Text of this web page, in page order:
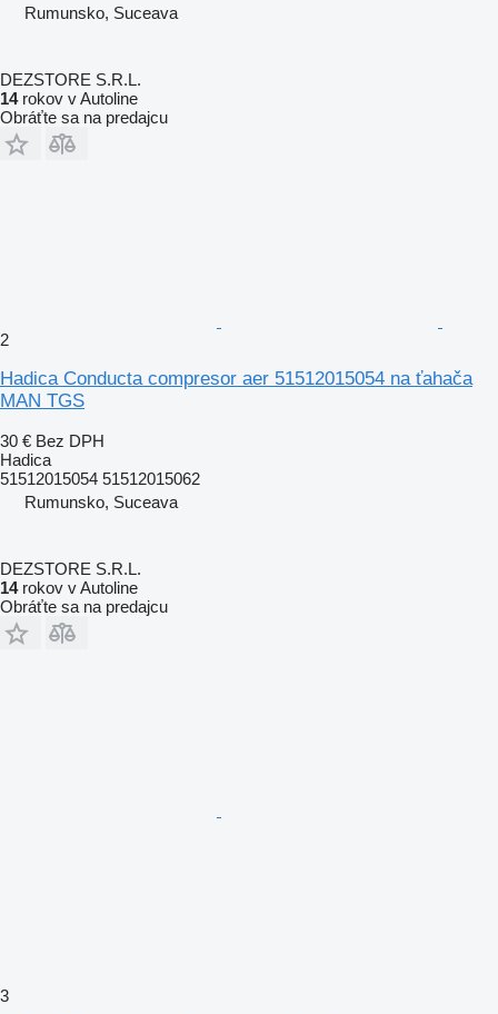
Rumunsko, Suceava
DEZSTORE S.R.L.
14rokov v Autoline
Obráťte sa na predajcu
2
Hadica Conducta compresor aer 51512015054 na ťahača
MAN TGS
30 € Bez DPH
Hadica
51512015054 51512015062
Rumunsko, Suceava
DEZSTORE S.R.L.
14rokov v Autoline
Obráťte sa na predajcu
3